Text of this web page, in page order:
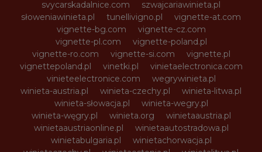
svycarskadalnice.com
szwajcariawinieta.pl
słoweniawinieta.pl
tunellivigno.pl
vignette-at.com
vignette-bg.com
vignette-cz.com
vignette-pl.com
vignette-poland.pl
vignette-ro.com
vignette-si.com
vignette.pl
vignettepoland.pl
vinetki.pl
vinietaelectronica.com
vinieteelectronice.com
wegrywinieta.pl
winieta-austria.pl
winieta-czechy.pl
winieta-litwa.pl
winieta-słowacja.pl
winieta-wegry.pl
winieta-węgry.pl
winieta.org
winietaaustria.pl
winietaaustriaonline.pl
winietaautostradowa.pl
winietabulgaria.pl
winietachorwacja.pl